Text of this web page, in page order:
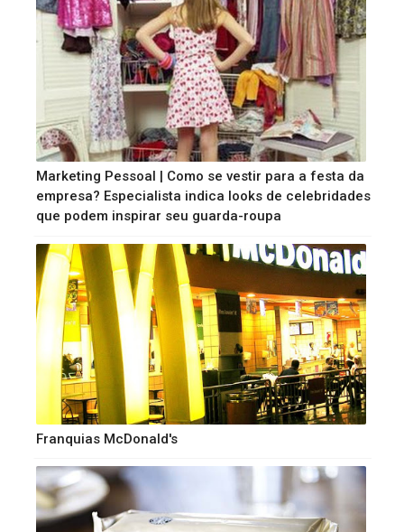
Marketing Pessoal | Como se vestir para a festa da
empresa? Especialista indica looks de celebridades
que podem inspirar seu guarda-roupa
Franquias McDonald's